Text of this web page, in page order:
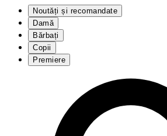
Noutăți și recomandate
Damă
Bărbați
Copii
Premiere